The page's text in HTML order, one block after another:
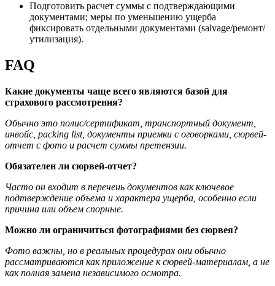
Подготовить расчет суммы с подтверждающими
документами; меры по уменьшению ущерба
фиксировать отдельными документами (salvage/ремонт/
утилизация).
FAQ
Какие документы чаще всего являются базой для
страхового рассмотрения?
Обычно это полис/сертификат, транспортный документ,
инвойс, packing list, документы приемки с оговорками, сюрвей-
отчет с фото и расчет суммы претензии.
Обязателен ли сюрвей-отчет?
Часто он входит в перечень документов как ключевое
подтверждение объема и характера ущерба, особенно если
причина или объем спорные.
Можно ли ограничиться фотографиями без сюрвея?
Фото важны, но в реальных процедурах они обычно
рассматриваются как приложение к сюрвей-материалам, а не
как полная замена независимого осмотра.